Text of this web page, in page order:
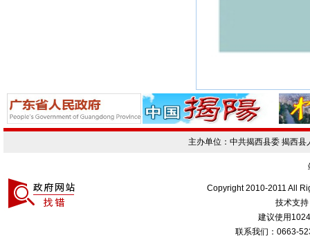
主办单位：中共揭西县委 揭西
Copyright 2010-2011 All
技术支
建议使用
联系我们：0663-